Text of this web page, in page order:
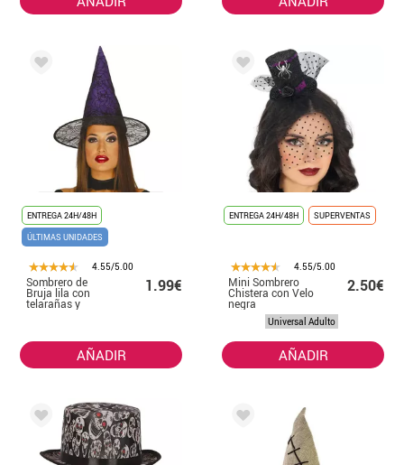
ENTREGA 24H/48H
ÚLTIMAS UNIDADES
4.55/5.00
Sombrero de
Bruja lila con
telarañas y
1.99€
AÑADIR
ENTREGA 24H/48H SUPERVENTAS
4.55/5.00
Mini Sombrero
Chistera con Velo
negra
2.50€
Universal Adulto
AÑADIR